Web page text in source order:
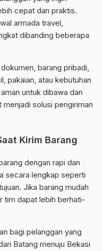
cepat dan praktis.
armada travel,
dibanding beberapa
barang pribadi,
pakaian, atau kebutuhan
untuk dibawa dan
solusi pengiriman
Kirim Barang
dengan rapi dan
secara lengkap seperti
Jika barang mudah
tim dapat lebih berhati-
bagi pelanggan yang
Batang menuju Bekasi